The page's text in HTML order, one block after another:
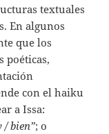
textuales
En algunos
que los
poéticas,
con el haiku
a Issa:
/ bien”; o